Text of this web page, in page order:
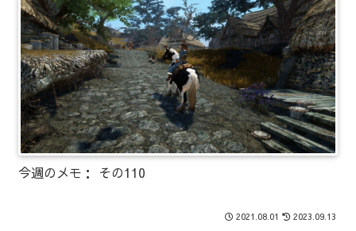
今週のメモ： その110
2021.08.01 2023.09.13